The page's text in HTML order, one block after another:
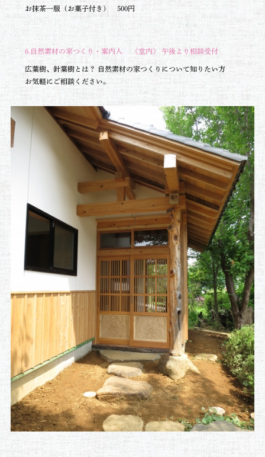
お抹茶一服（お菓子付き） 500円
6.自然素材の家つくり・案内人 《堂内》 午後より相談受付
広葉樹、針葉樹とは？ 自然素材の家つくりについて知りたい方
お気軽にご相談ください。